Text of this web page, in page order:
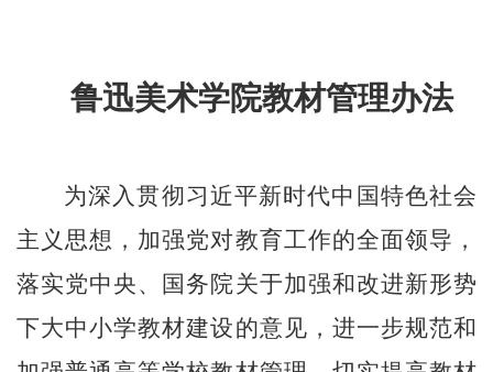
鲁迅美术学院教材管理办法
为深入贯彻习近平新时代中国特色社会
主义思想，加强党对教育工作的全面领导，
落实党中央、国务院关于加强和改进新形势
下大中小学教材建设的意见，进一步规范和